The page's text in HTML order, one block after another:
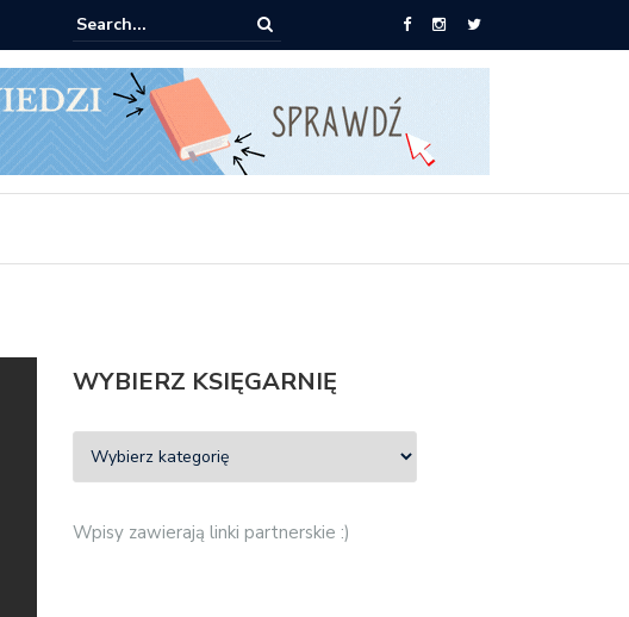
Znak: książki od 2,90 zł do zamówienia
WYBIERZ KSIĘGARNIĘ
Wpisy zawierają linki partnerskie :)